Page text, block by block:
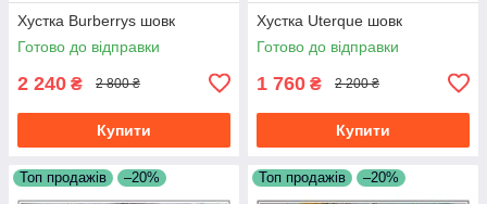
Хустка Burberrys шовк
Готово до відправки
2 240 ₴ 2 800 ₴
Купити
Хустка Uterque шовк
Готово до відправки
1 760 ₴ 2 200 ₴
Купити
Топ продажів –20% Топ продажів –20%